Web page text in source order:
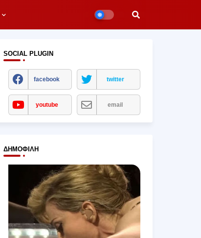
SOCIAL PLUGIN
facebook twitter
youtube email
ΔΗΜΟΦΙΛΉ